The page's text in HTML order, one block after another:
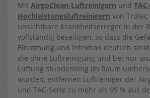
Mit AirgoClean-Luftreinigern und TAC-
Hochleistungsluftreinigern von Trotec
unsichtbare Krankheitserreger in der
vollständig beseitigen, so dass die
Einatmung und Infektion deutlich
die ohne Luftreinigung und bei nur
Lüftung stundenlang im Raum
würden, entfernen Luftreiniger der
und TAC-Serie zu mehr als 99 % aus